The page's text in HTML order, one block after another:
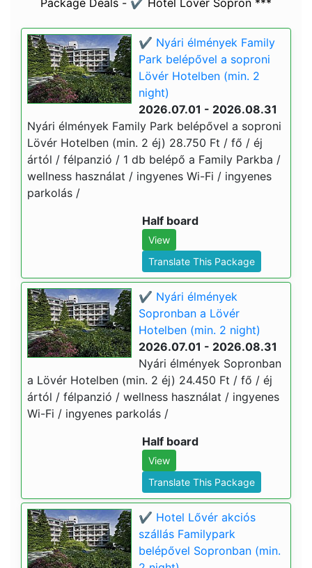
Package Deals - ✔️ Hotel Lövér Sopron ***
✔️ Nyári élmények Family
Park belépővel a soproni
Lövér Hotelben (min. 2
night)
2026.07.01 - 2026.08.31
Nyári élmények Family Park belépővel a soproni
Lövér Hotelben (min. 2 éj) 28.750 Ft / fő / éj
ártól / félpanzió / 1 db belépő a Family Parkba /
wellness használat / ingyenes Wi-Fi / ingyenes
parkolás /
Half board
View
Translate This Package
✔️ Nyári élmények
Sopronban a Lövér
Hotelben (min. 2 night)
2026.07.01 - 2026.08.31
Nyári élmények Sopronban
a Lövér Hotelben (min. 2 éj) 24.450 Ft / fő / éj
ártól / félpanzió / wellness használat / ingyenes
Wi-Fi / ingyenes parkolás /
Half board
View
Translate This Package
✔️ Hotel Lővér akciós
szállás Familypark
belépővel Sopronban (min.